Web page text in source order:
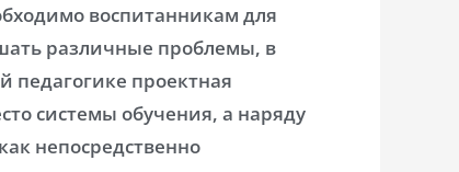
воспитанникам для
различные проблемы, в
педагогике проектная
системы обучения, а наряду
непосредственно